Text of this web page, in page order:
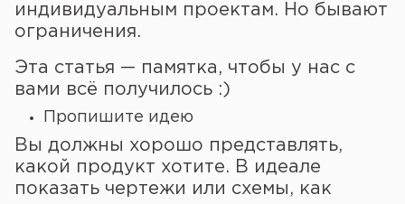
индивидуальным проектам. Но бывают
ограничения.
Эта статья — памятка, чтобы у нас с
вами всё получилось :)
Пропишите идею
Вы должны хорошо представлять,
какой продукт хотите. В идеале
показать чертежи или схемы, как